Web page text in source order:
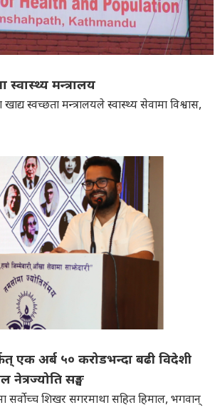
स्वास्थ्य मन्त्रालय
स्वच्छता मन्त्रालयले स्वास्थ्य सेवामा विश्वास,
एक अर्ब ५० करोडभन्दा बढी विदेशी
नेत्रज्योति सङ्घ
सर्वाेच्च शिखर सगरमाथा सहित हिमाल, भगवान्